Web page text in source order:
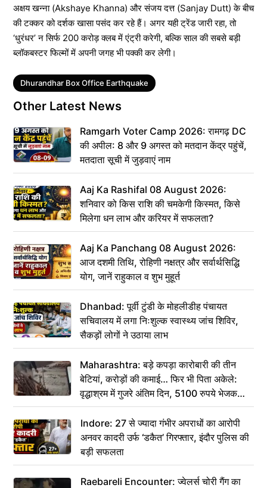
अक्षय खन्ना (Akshaye Khanna) और संजय दत्त (Sanjay Dutt) के बीच
की टक्कर को दर्शक खासा पसंद कर रहे हैं। अगर यही ट्रेंड जारी रहा, तो
‘धुरंधर’ न सिर्फ 200 करोड़ क्लब में एंट्री करेगी, बल्कि साल की सबसे बड़ी
ब्लॉकबस्टर फिल्मों में अपनी जगह भी पक्की कर लेगी।
Tags
Dhurandhar Box Office Earthquake
Other Latest News
Ramgarh Voter Camp 2026: रामगढ़ DC
की अपील: 8 और 9 अगस्त को मतदान केंद्र पहुंचें,
मतदाता सूची में जुड़वाएं नाम
Aaj Ka Rashifal 08 August 2026:
शनिवार को किस राशि की चमकेगी किस्मत, किसे
मिलेगा धन लाभ और करियर में सफलता?
Aaj Ka Panchang 08 August 2026:
आज दशमी तिथि, रोहिणी नक्षत्र और सर्वार्थसिद्धि
योग, जानें राहुकाल व शुभ मुहूर्त
Dhanbad: पूर्वी टुंडी के मोहलीडीह पंचायत
सचिवालय में लगा निःशुल्क स्वास्थ्य जांच शिविर,
सैकड़ों लोगों ने उठाया लाभ
Maharashtra: बड़े कपड़ा कारोबारी की तीन
बेटियां, करोड़ों की कमाई… फिर भी पिता अकेले:
वृद्धाश्रम में गुजरे अंतिम दिन, 5100 रुपये भेजकर
कहा– अंतिम संस्कार कर दीजिए हम नहीं आ पाएंगे
Indore: 27 से ज्यादा गंभीर अपराधों का आरोपी
अनवर कादरी उर्फ ‘डकैत’ गिरफ्तार, इंदौर पुलिस की
बड़ी सफलता
Raebareli Encounter: ज्वेलर्स चोरी गैंग का